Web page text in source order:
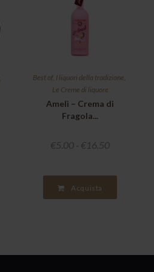
Best of, I liquori della tradizione
Le Creme di liquore
Amelì – Crema di
Fragola...
€5.00 - € 16.50
Acquista